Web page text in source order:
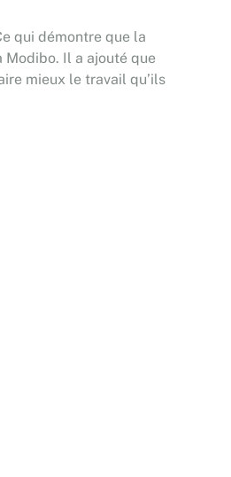
qui démontre que la
Modibo. Il a ajouté que
mieux le travail qu’ils